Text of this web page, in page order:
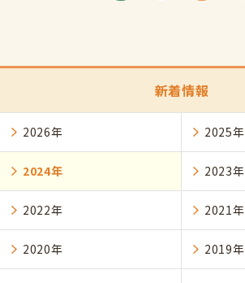
新着情報
2026年 2025年
2024年 2023年
2022年 2021年
2020年 2019年